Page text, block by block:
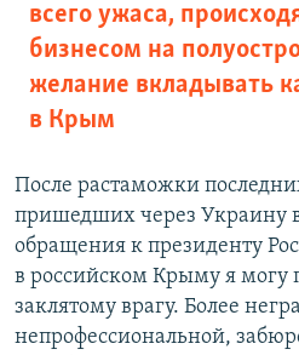
всего ужаса,
бизнесом на
желание вкладывать
в Крым
После растаможки
пришедших через Украину
обращения к президенту
в российском Крыму я могу
заклятому врагу. Более
непрофессиональной,